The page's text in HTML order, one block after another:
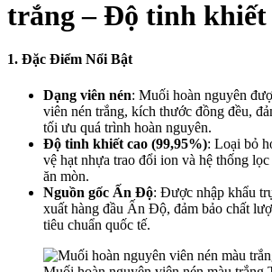
trắng – Độ tinh khiết
1. Đặc Điểm Nổi Bật
Dạng viên nén: Muối hoàn nguyên
viên nén trắng, kích thước đồng đều,
tối ưu quá trình hoàn nguyên.
Độ tinh khiết cao (99,95%): Loại bỏ
vệ hạt nhựa trao đổi ion và hệ thống
ăn mòn.
Nguồn gốc Ấn Độ: Được nhập khẩu
xuất hàng đầu Ấn Độ, đảm bảo chất
tiêu chuẩn quốc tế.